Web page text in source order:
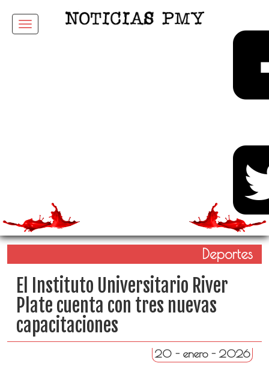
Menu
Deportes
El Instituto Universitario River
Plate cuenta con tres nuevas
capacitaciones
20 - enero - 2026